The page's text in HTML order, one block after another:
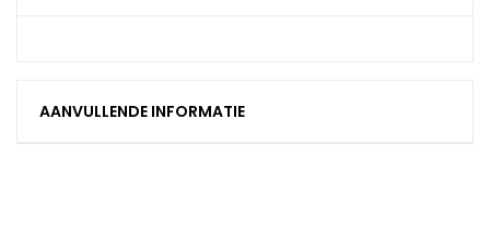
AANVULLENDE INFORMATIE